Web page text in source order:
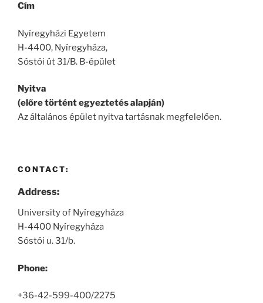
Cím
Nyíregyházi Egyetem
H-4400, Nyíregyháza,
Sóstói út 31/B. B-épület
Nyitva
(előre történt egyeztetés alapján)
Az általános épület nyitva tartásnak megfelelően.
CONTACT:
Address:
University of Nyíregyháza
H-4400 Nyíregyháza
Sóstói u. 31/b.
Phone:
+36-42-599-400/2275